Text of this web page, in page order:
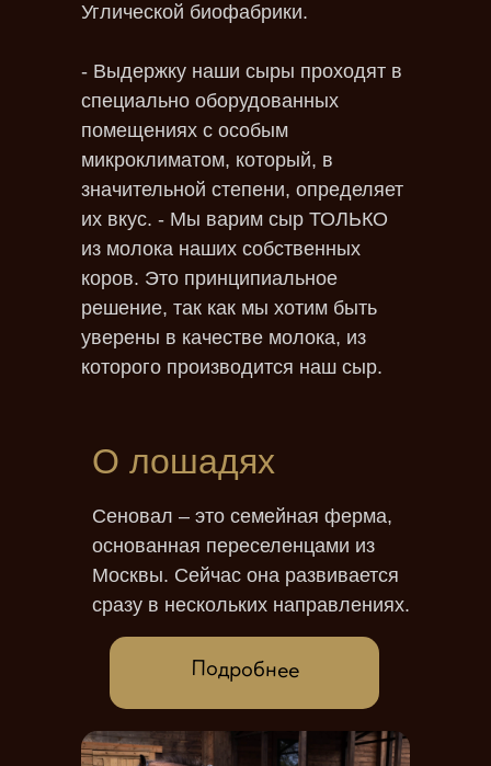
Углической биофабрики.
- Выдержку наши сыры проходят в
специально оборудованных
помещениях с особым
микроклиматом, который, в
значительной степени, определяет
их вкус. - Мы варим сыр ТОЛЬКО
из молока наших собственных
коров. Это принципиальное
решение, так как мы хотим быть
уверены в качестве молока, из
которого производится наш сыр.
О лошадях
Сеновал – это семейная ферма,
основанная переселенцами из
Москвы. Сейчас она развивается
сразу в нескольких направлениях.
Подробнее